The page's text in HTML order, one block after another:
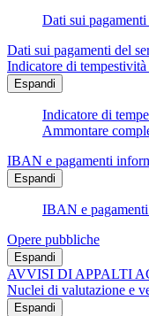
Dati sui
Dati sui pagamenti del
Indicatore di tempestività
Espandi
Indicatore di
Ammontare
IBAN e pagamenti
Espandi
IBAN e
Opere pubbliche
Espandi
AVVISI DI APPALTI
Nuclei di valutazione e
Espandi